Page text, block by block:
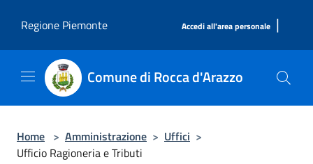
Regione Piemonte
Accedi all'area personale |
Comune di Rocca d'Arazzo
Home > Amministrazione > Uffici >
Ufficio Ragioneria e Tributi